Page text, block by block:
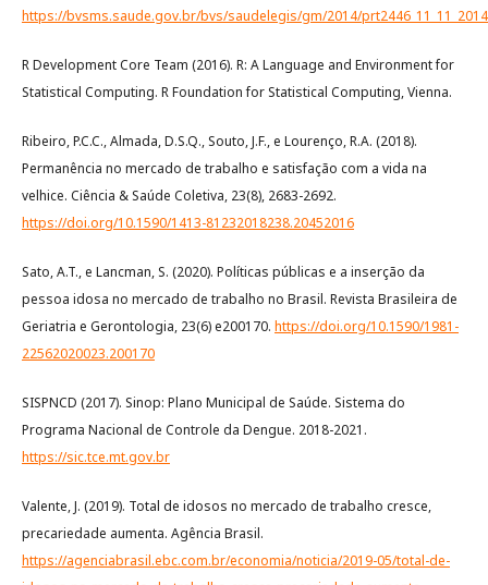
https://bvsms.saude.gov.br/bvs/saudelegis/gm/2014/
R Development Core Team (2016). R: A Language and Environment for
Statistical Computing. R Foundation for Statistical Computing, Vienna.
Ribeiro, P.C.C., Almada, D.S.Q., Souto, J.F., e Lourenço, R.A. (2018).
Permanência no mercado de trabalho e satisfação com a vida na
velhice. Ciência & Saúde Coletiva, 23(8), 2683-2692.
https://doi.org/10.1590/1413-81232018238.20452016
Sato, A.T., e Lancman, S. (2020). Políticas públicas e a inserção da
pessoa idosa no mercado de trabalho no Brasil. Revista Brasileira de
Geriatria e Gerontologia, 23(6) e200170. https://doi.org/10.1590/1981-
22562020023.200170
SISPNCD (2017). Sinop: Plano Municipal de Saúde. Sistema do
Programa Nacional de Controle da Dengue. 2018-2021.
https://sic.tce.mt.gov.br
Valente, J. (2019). Total de idosos no mercado de trabalho cresce,
precariedade aumenta. Agência Brasil.
https://agenciabrasil.ebc.com.br/economia/noticia/2019-05/total-de-